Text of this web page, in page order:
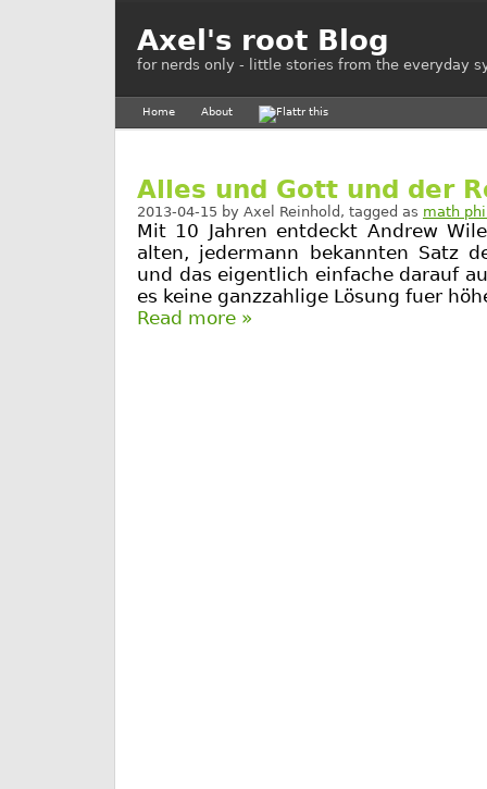
Axel's root Blog
for nerds only - little stories from the everyday
Home About
Alles und Gott und der
2013-04-15 by Axel Reinhold , tagged as math
Mit 10 Jahren entdeckt Andrew
alten, jedermann bekannten Satz
und das eigentlich einfache darauf
es keine ganzzahlige Lösung fuer
Read more »